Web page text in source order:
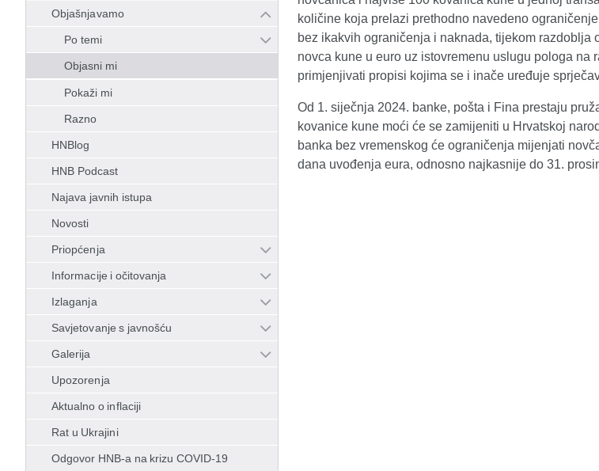
Objašnjavamo
Po temi
Objasni mi
Pokaži mi
Razno
HNBlog
HNB Podcast
Najava javnih istupa
Novosti
Priopćenja
Informacije i očitovanja
Izlaganja
Savjetovanje s javnošću
Galerija
Upozorenja
Aktualno o inflaciji
Rat u Ukrajini
Odgovor HNB-a na krizu COVID-19
količine koja prelazi prethodno navedeno
bez ikakvih ograničenja i naknada, tijekom
novca kune u euro uz istovremenu uslugu pologa
primjenjivati propisi kojima se i inače uređuje
Od 1. siječnja 2024. banke, pošta i Fina prestaju
kovanice kune moći će se zamijeniti u Hrvatskoj
banka bez vremenskog će ograničenja mijenjati
dana uvođenja eura, odnosno najkasnije do 31.